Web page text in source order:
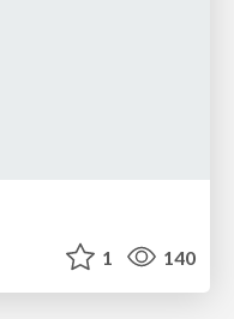
1 140